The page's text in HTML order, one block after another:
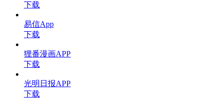
下载
易信App
下载
狸番漫画APP
下载
光明日报APP
下载